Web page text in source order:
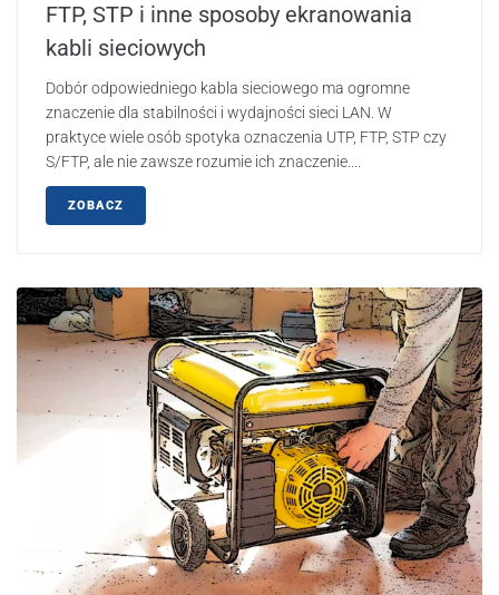
FTP, STP i inne sposoby ekranowania
kabli sieciowych
Dobór odpowiedniego kabla sieciowego ma ogromne
znaczenie dla stabilności i wydajności sieci LAN. W
praktyce wiele osób spotyka oznaczenia UTP, FTP, STP czy
S/FTP, ale nie zawsze rozumie ich znaczenie....
ZOBACZ